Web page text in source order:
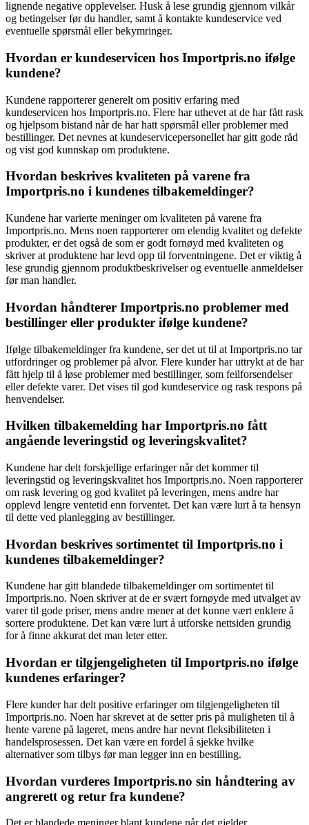
lignende negative opplevelser. Husk å lese grundig gjennom vilkår
og betingelser før du handler, samt å kontakte kundeservice ved
eventuelle spørsmål eller bekymringer.
Hvordan er kundeservicen hos Importpris.no ifølge
kundene?
Kundene rapporterer generelt om positiv erfaring med
kundeservicen hos Importpris.no. Flere har uthevet at de har fått rask
og hjelpsom bistand når de har hatt spørsmål eller problemer med
bestillinger. Det nevnes at kundeservicepersonellet har gitt gode råd
og vist god kunnskap om produktene.
Hvordan beskrives kvaliteten på varene fra
Importpris.no i kundenes tilbakemeldinger?
Kundene har varierte meninger om kvaliteten på varene fra
Importpris.no. Mens noen rapporterer om elendig kvalitet og defekte
produkter, er det også de som er godt fornøyd med kvaliteten og
skriver at produktene har levd opp til forventningene. Det er viktig å
lese grundig gjennom produktbeskrivelser og eventuelle anmeldelser
før man handler.
Hvordan håndterer Importpris.no problemer med
bestillinger eller produkter ifølge kundene?
Ifølge tilbakemeldinger fra kundene, ser det ut til at Importpris.no tar
utfordringer og problemer på alvor. Flere kunder har uttrykt at de har
fått hjelp til å løse problemer med bestillinger, som feilforsendelser
eller defekte varer. Det vises til god kundeservice og rask respons på
henvendelser.
Hvilken tilbakemelding har Importpris.no fått
angående leveringstid og leveringskvalitet?
Kundene har delt forskjellige erfaringer når det kommer til
leveringstid og leveringskvalitet hos Importpris.no. Noen rapporterer
om rask levering og god kvalitet på leveringen, mens andre har
opplevd lengre ventetid enn forventet. Det kan være lurt å ta hensyn
til dette ved planlegging av bestillinger.
Hvordan beskrives sortimentet til Importpris.no i
kundenes tilbakemeldinger?
Kundene har gitt blandede tilbakemeldinger om sortimentet til
Importpris.no. Noen skriver at de er svært fornøyde med utvalget av
varer til gode priser, mens andre mener at det kunne vært enklere å
sortere produktene. Det kan være lurt å utforske nettsiden grundig
for å finne akkurat det man leter etter.
Hvordan er tilgjengeligheten til Importpris.no ifølge
kundenes erfaringer?
Flere kunder har delt positive erfaringer om tilgjengeligheten til
Importpris.no. Noen har skrevet at de setter pris på muligheten til å
hente varene på lageret, mens andre har nevnt fleksibiliteten i
handelsprosessen. Det kan være en fordel å sjekke hvilke
alternativer som tilbys før man legger inn en bestilling.
Hvordan vurderes Importpris.no sin håndtering av
angrerett og retur fra kundene?